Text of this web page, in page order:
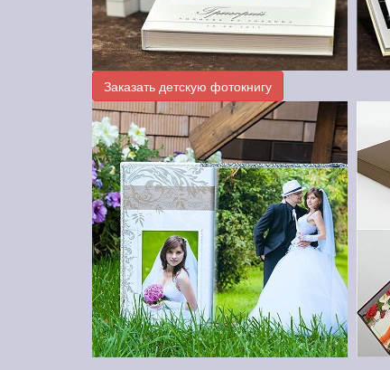
Заказать детскую фотокнигу